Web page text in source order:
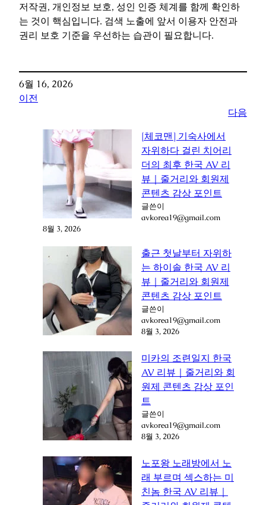
저작권, 개인정보 보호, 성인 인증 체계를 함께 확인하
는 것이 핵심입니다. 검색 노출에 앞서 이용자 안전과
권리 보호 기준을 우선하는 습관이 필요합니다.
6월 16, 2026
이전
다음
[체코맨] 기숙사에서
자위하다 걸린 치어리
더의 최후 한국 AV 리
뷰｜줄거리와 회원제
콘텐츠 감상 포인트
글쓴이
avkorea19@gmail.com
8월 3, 2026
출근 첫날부터 자위하
는 하이솔 한국 AV 리
뷰｜줄거리와 회원제
콘텐츠 감상 포인트
글쓴이
avkorea19@gmail.com
8월 3, 2026
미카의 조련일지 한국
AV 리뷰｜줄거리와 회
원제 콘텐츠 감상 포인
트
글쓴이
avkorea19@gmail.com
8월 3, 2026
노포왕 노래방에서 노
래 부르며 섹스하는 미
친놈 한국 AV 리뷰｜